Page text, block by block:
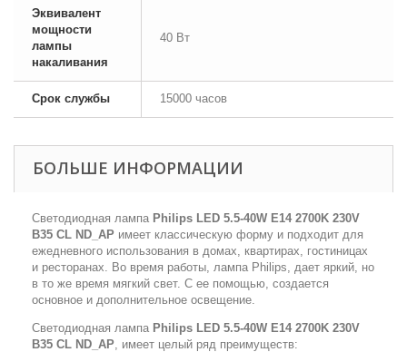
Эквивалент
мощности
лампы
накаливания
40 Вт
Срок службы 15000 часов
БОЛЬШЕ ИНФОРМАЦИИ
Светодиодная лампа Philips LED 5.5-40W E14 2700K 230V
B35 CL ND_AP имеет классическую форму и подходит для
ежедневного использования в домах, квартирах, гостиницах
и ресторанах. Во время работы, лампа Philips, дает яркий, но
в то же время мягкий свет. С ее помощью, создается
основное и дополнительное освещение.
Светодиодная лампа Philips LED 5.5-40W E14 2700K 230V
B35 CL ND_AP, имеет целый ряд преимуществ: